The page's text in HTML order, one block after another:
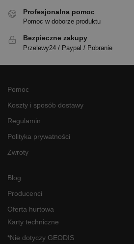
Profesjonalna pomoc
Pomoc w doborze produktu
Bezpieczne zakupy
Przelewy24 / Paypal / Pobranie
Pomoc
Koszty i sposób dostawy
Regulamin
Polityka prywatności
Zwroty
Blog
Producenci
Oferta hurtowa
Karty techniczne
*Nie dotyczy GEODIS